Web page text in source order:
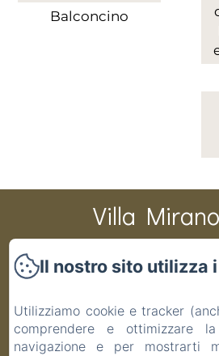
Balconcino
Villa
CIR 001194-BEB-00003 CIN
Home
Camere
Il nostro sito utilizza
Utilizziamo cookie e tracker
comprendere e ottimizzare
navigazione e per mostrarti